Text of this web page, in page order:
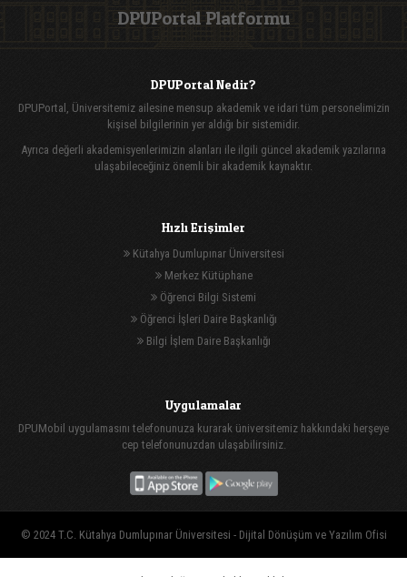
DPUPortal Platformu
DPUPortal Nedir?
DPUPortal, Üniversitemiz ailesine mensup akademik ve idari tüm personelimizin
kişisel bilgilerinin yer aldığı bir sistemidir.
Ayrıca değerli akademisyenlerimizin alanları ile ilgili güncel akademik yazılarına
ulaşabileceğiniz önemli bir akademik kaynaktır.
Hızlı Erişimler
Kütahya Dumlupınar Üniversitesi
Merkez Kütüphane
Öğrenci Bilgi Sistemi
Öğrenci İşleri Daire Başkanlığı
Bilgi İşlem Daire Başkanlığı
Uygulamalar
DPUMobil uygulamasını telefonunuza kurarak üniversitemiz hakkındaki herşeye
cep telefonunuzdan ulaşabilirsiniz.
© 2024 T.C. Kütahya Dumlupınar Üniversitesi - Dijital Dönüşüm ve Yazılım Ofisi